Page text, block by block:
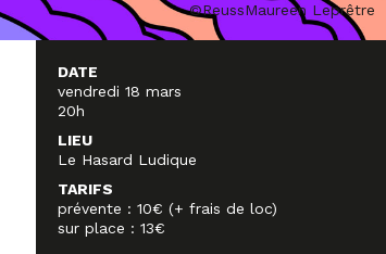
©ReussMaureen Leprêtre
DATE
vendredi 18 mars
20h
LIEU
Le Hasard Ludique
TARIFS
prévente : 10€ (+ frais de loc)
sur place : 13€